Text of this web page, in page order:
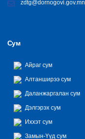
zdtg@dornogovi.gov.mn
Сум
Айраг сум
Алтанширээ сум
Даланжаргалан сум
Дэлгэрэх сум
Иххэт сум
Замын-Үүд сум